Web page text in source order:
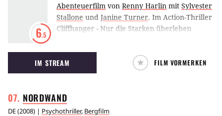
6.5
Abenteuerfilm von Renny Harlin mit Sylvester
Stallone und Janine Turner. Im Action-Thriller
Cliffhanger - Nur die Starken überleben
Gruppe gestrandeter Kletterer zu helfen, die
es auf verlorenes Diebesgut abgesehen haben.
IM STREAM FILM VORMERKEN
NORDWAND
DE(2008) | Psychothriller, Bergfilm